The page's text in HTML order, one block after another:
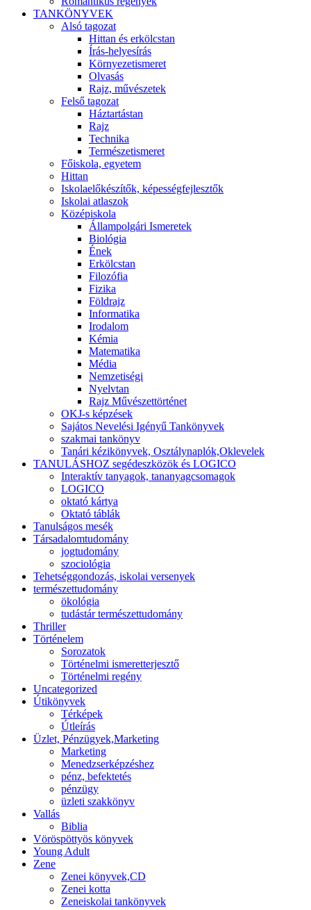
TANKÖNYVEK
Alsó tagozat
Hittan és erkölcstan
Írás-helyesírás
Környezetismeret
Olvasás
Rajz, művészetek
Felső tagozat
Háztartástan
Rajz
Technika
Természetismeret
Főiskola, egyetem
Hittan
Iskolaelőkészítők, képességfejlesztők
Iskolai atlaszok
Középiskola
Állampolgári Ismeretek
Biológia
Ének
Erkölcstan
Filozófia
Fizika
Földrajz
Informatika
Irodalom
Kémia
Matematika
Média
Nemzetiségi
Nyelvtan
Rajz Művészettörténet
OKJ-s képzések
Sajátos Nevelési Igényű Tankönyvek
szakmai tankönyv
Tanári kézikönyvek, Osztálynaplók,Oklevelek
TANULÁSHOZ segédeszközök és LOGICO
Interaktív tanyagok, tananyagcsomagok
LOGICO
oktató kártya
Oktató táblák
Tanulságos mesék
Társadalomtudomány
jogtudomány
szociológia
Tehetséggondozás, iskolai versenyek
természettudomány
ökológia
tudástár természettudomány
Thriller
Történelem
Sorozatok
Történelmi ismeretterjesztő
Történelmi regény
Uncategorized
Útikönyvek
Térképek
Útleírás
Üzlet, Pénzügyek,Marketing
Marketing
Menedzserképzéshez
pénz, befektetés
pénzügy
üzleti szakkönyv
Vallás
Biblia
Vöröspöttyös könyvek
Young Adult
Zene
Zenei könyvek,CD
Zenei kotta
Zeneiskolai tankönyvek